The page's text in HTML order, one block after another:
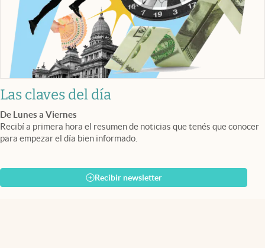
Las claves del día
De Lunes a Viernes
Recibí a primera hora el resumen de noticias que tenés que conocer
para empezar el día bien informado.
Recibir newsletter